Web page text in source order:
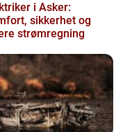
i Asker:
sikkerhet og
strømregning